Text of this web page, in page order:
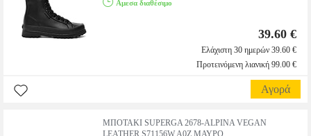
Αμεσα διαθέσιμο
39.60 €
Ελάχιστη 30 ημερών 39.60 €
Προτεινόμενη λιανική 99.00 €
Αγορά
ΜΠΟΤΑΚΙ SUPERGA 2678-ALPINA VEGAN
LEATHER S71156W A0Z ΜΑΥΡΟ